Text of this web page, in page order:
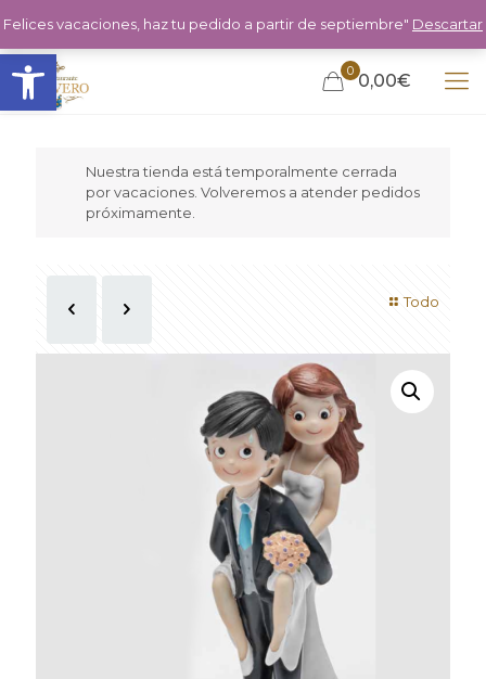
Abrir barra de herramientas 0 0,00€
Nuestra tienda está temporalmente cerrada
por vacaciones. Volveremos a atender pedidos
próximamente.
Todo
Felices vacaciones, haz tu pedido a partir de septiembre" Descartar